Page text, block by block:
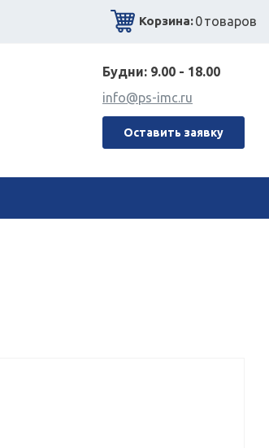
Корзина:0товаров
Будни: 9.00 - 18.00
info@ps-imc.ru
Оставить заявку